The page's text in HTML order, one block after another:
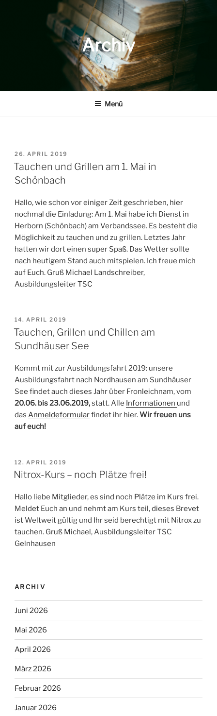
Archiv
Menü
VERÖFFENTLICHT
AM
26. APRIL 2019
Tauchen und Grillen am 1. Mai in
Schönbach
Hallo, wie schon vor einiger Zeit geschrieben, hier
nochmal die Einladung: Am 1. Mai habe ich Dienst in
Herborn (Schönbach) am Verbandssee. Es besteht die
Möglichkeit zu tauchen und zu grillen. Letztes Jahr
hatten wir dort einen super Spaß. Das Wetter sollte
nach heutigem Stand auch mitspielen. Ich freue mich
auf Euch. Gruß Michael Landschreiber,
Ausbildungsleiter TSC
VERÖFFENTLICHT
AM
14. APRIL 2019
Tauchen, Grillen und Chillen am
Sundhäuser See
Kommt mit zur Ausbildungsfahrt 2019: unsere
Ausbildungsfahrt nach Nordhausen am Sundhäuser
See findet auch dieses Jahr über Fronleichnam, vom
20.06. bis 23.06.2019,statt. Alle Informationen und
das Anmeldeformularfindet ihr hier.Wir freuen uns
auf euch!
VERÖFFENTLICHT
AM
12. APRIL 2019
Nitrox-Kurs – noch Plätze frei!
Hallo liebe Mitglieder, es sind noch Plätze im Kurs frei.
Meldet Euch an und nehmt am Kurs teil, dieses Brevet
ist Weltweit gültig und Ihr seid berechtigt mit Nitrox zu
tauchen. Gruß Michael, Ausbildungsleiter TSC
Gelnhausen
ARCHIV
Juni 2026
Mai 2026
April 2026
März 2026
Februar 2026
Januar 2026